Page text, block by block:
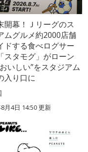
開幕！Ｊリーグのス
ムグルメ約2000店舗
ドする食べログサー
スタモグ」がローン
いしい”をスタジアム
入り口に
月4日 14:50更新